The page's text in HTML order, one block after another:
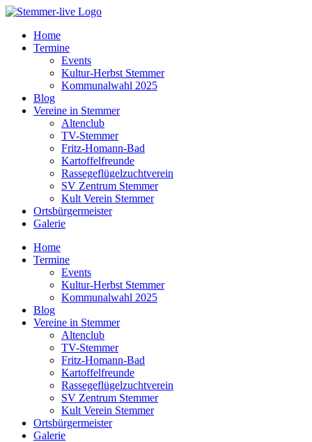
Home
Termine
Events
Kultur-Herbst Stemmer
Kommunalwahl 2025
Blog
Vereine in Stemmer
Altenclub
TV-Stemmer
Fritz-Homann-Bad
Kartoffelfreunde
Rassegeflügelzuchtverein
SV Zentrum Stemmer
Kult Verein Stemmer
Ortsbürgermeister
Galerie
Home
Termine
Events
Kultur-Herbst Stemmer
Kommunalwahl 2025
Blog
Vereine in Stemmer
Altenclub
TV-Stemmer
Fritz-Homann-Bad
Kartoffelfreunde
Rassegeflügelzuchtverein
SV Zentrum Stemmer
Kult Verein Stemmer
Ortsbürgermeister
Galerie